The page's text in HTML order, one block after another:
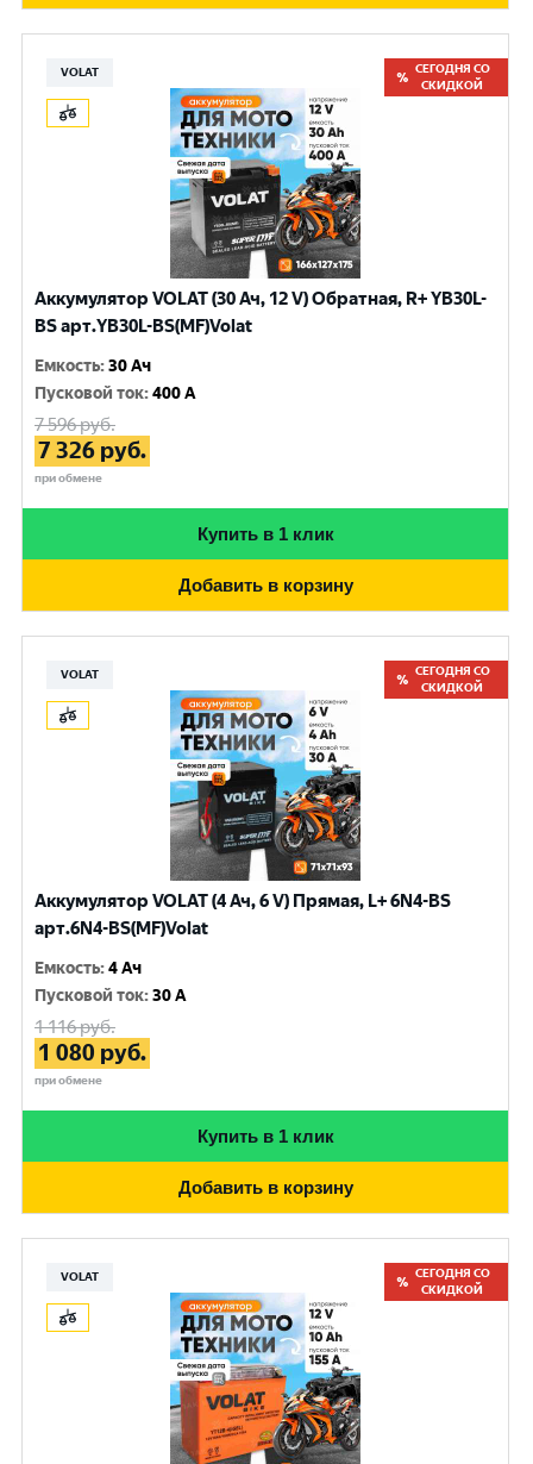
VOLAT
СЕГОДНЯ СО
СКИДКОЙ
Аккумулятор VOLAT (30 Ач, 12 V) Обратная, R+ YB30L-
BS арт.YB30L-BS(MF)Volat
Емкость:30 Ач
Пусковой ток:400 A
7 596руб.
7 326 руб.
при обмене
Купить в 1 клик
Добавить в корзину
VOLAT
СЕГОДНЯ СО
СКИДКОЙ
Аккумулятор VOLAT (4 Ач, 6 V) Прямая, L+ 6N4-BS
арт.6N4-BS(MF)Volat
Емкость:4 Ач
Пусковой ток:30 A
1 116руб.
1 080 руб.
при обмене
Купить в 1 клик
Добавить в корзину
VOLAT
СЕГОДНЯ СО
СКИДКОЙ